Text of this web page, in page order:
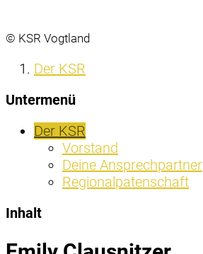
© KSR Vogtland
Der KSR
Untermenü
Der KSR
Vorstand
Deine Ansprechpartner
Regionalpatenschaft
Inhalt